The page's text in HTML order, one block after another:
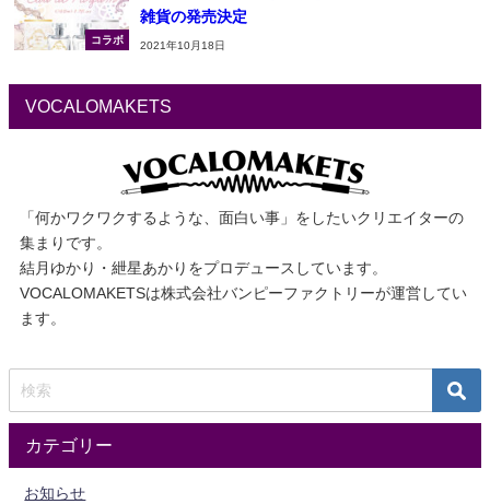
コラボ
雑貨の発売決定
2021年10月18日
VOCALOMAKETS
「何かワクワクするような、面白い事」をしたいクリエイターの
集まりです。
結月ゆかり・紲星あかりをプロデュースしています。
VOCALOMAKETSは株式会社バンピーファクトリーが運営してい
ます。
カテゴリー
お知らせ